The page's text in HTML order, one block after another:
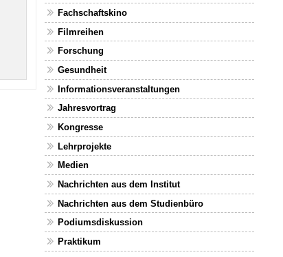
Fachschaftskino
Filmreihen
Forschung
Gesundheit
Informationsveranstaltungen
Jahresvortrag
Kongresse
Lehrprojekte
Medien
Nachrichten aus dem Institut
Nachrichten aus dem Studienbüro
Podiumsdiskussion
Praktikum